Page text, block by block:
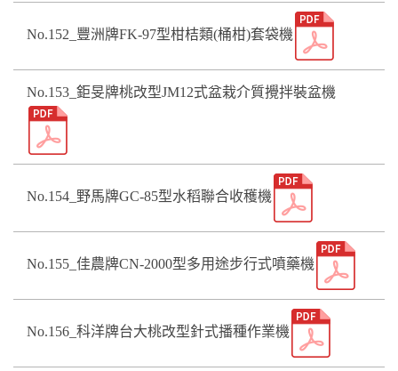
No.152_豐洲牌FK-97型柑桔類(桶柑)套袋機
No.153_鉅旻牌桃改型JM12式盆栽介質攪拌裝盆機
No.154_野馬牌GC-85型水稻聯合收穫機
No.155_佳農牌CN-2000型多用途步行式噴藥機
No.156_科洋牌台大桃改型針式播種作業機